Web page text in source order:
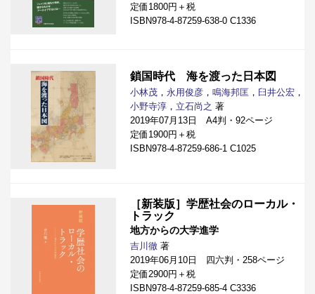
定価1800円＋税
ISBN978-4-87259-638-0 C1336
鎖国時代 海を渡った日本図
小林茂 ， 永用俊彦 ， 鳴海邦匡 ， 臼井公宏 ，
小野寺淳 ， 立石尚之 著
2019年07月13日 A4判・92ページ
定価1900円＋税
ISBN978-4-87259-686-1 C1025
［新装版］学歴社会のローカル・
トラック
地方からの大学進学
吉川徹 著
2019年06月10日 四六判・258ページ
定価2900円＋税
ISBN978-4-87259-685-4 C3336